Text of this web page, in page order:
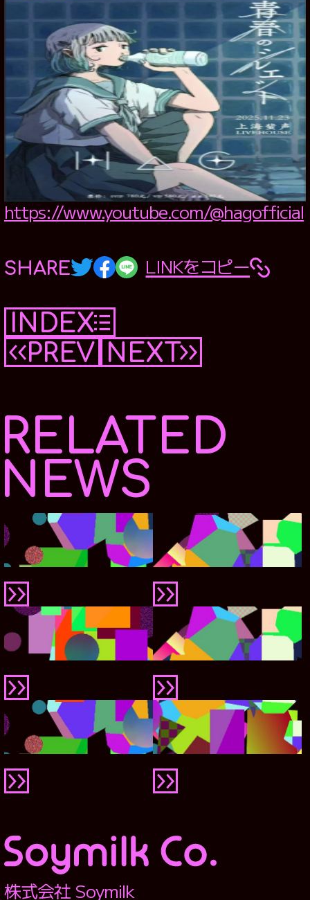
MESSAGE
ONEDAY
GUIDELINE
ENTRY FORM
OFFSTAGE
CONTACT
PRIVACY POLICY
Twitter
Facebook
https://www.youtube.com/@hagofficial
SHARE LINKをコピー
PREV
INDEX
NEXT
RELATED
NEWS
株式会社 Soymilk